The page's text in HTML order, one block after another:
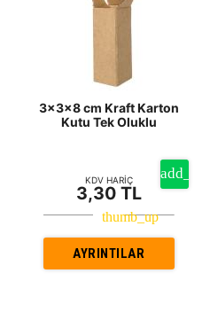
3x3x8 cm Kraft Karton
Kutu Tek Oluklu
KDV HARİÇ
3,30 TL
AYRINTILAR